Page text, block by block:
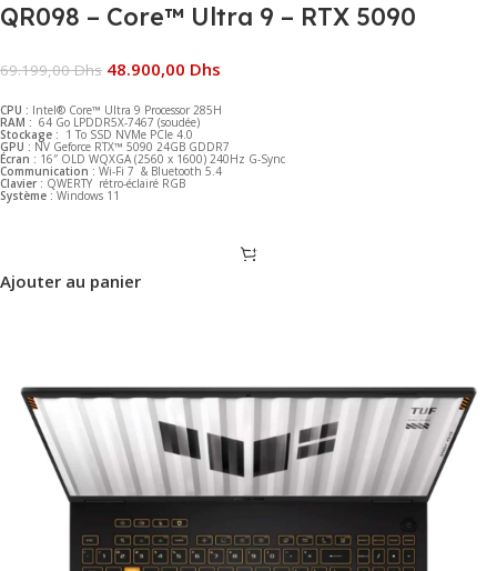
QR098 – Core™ Ultra 9 – RTX 5090
69.199,00Dhs 48.900,00 Dhs
CPU : Intel® Core™ Ultra 9 Processor 285H
RAM : 64 Go LPDDR5X-7467 (soudée)
Stockage : 1 To SSD NVMe PCIe 4.0
GPU : NV Geforce RTX™ 5090 24GB GDDR7
Écran : 16″ OLD WQXGA (2560 x 1600) 240Hz G-Sync
Communication : Wi-Fi 7 & Bluetooth 5.4
Clavier : QWERTY rétro-éclairé RGB
Système : Windows 11
Ajouter au panier